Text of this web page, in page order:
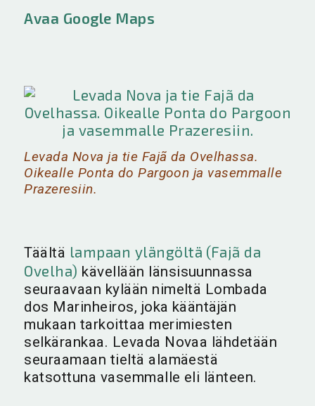
Avaa Google Maps
Levada Nova ja tie Fajã da Ovelhassa.
Oikealle Ponta do Pargoon ja vasemmalle
Prazeresiin.
Täältä lampaan ylängöltä (Fajã da
Ovelha) kävellään länsisuunnassa
seuraavaan kylään nimeltä Lombada
dos Marinheiros, joka kääntäjän
mukaan tarkoittaa merimiesten
selkärankaa. Levada Novaa lähdetään
seuraamaan tieltä alamäestä
katsottuna vasemmalle eli länteen.